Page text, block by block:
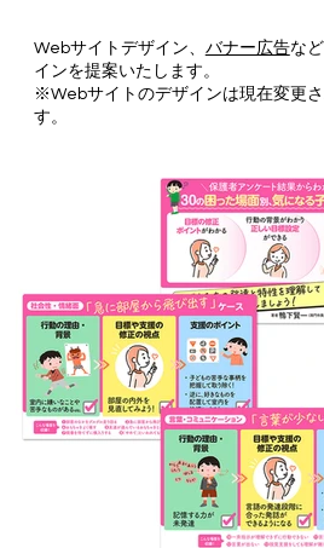
Webサイトデザイン、 バナー広告な
インを提案いたします。
※Webサイトのデザインは現在変更
す。